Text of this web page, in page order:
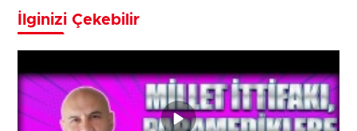
İlginizi Çekebilir